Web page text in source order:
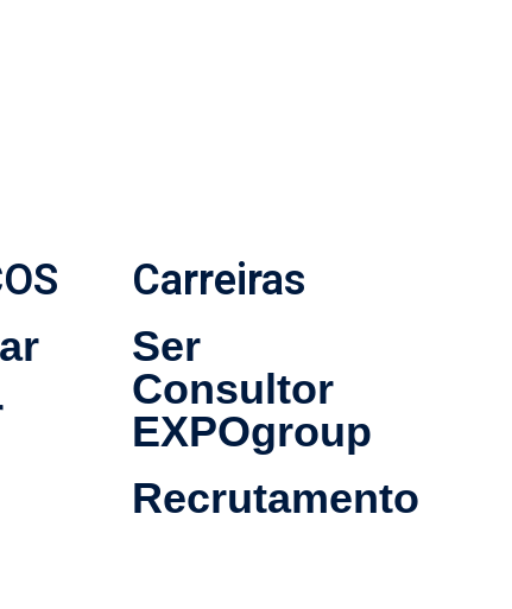
Carreiras
Ser
Consultor
EXPOgroup
Recrutamento